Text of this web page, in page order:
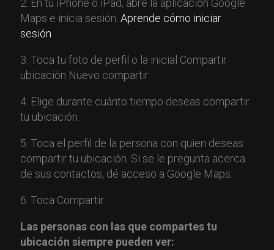
2. En tu iPhone o iPad, abre la aplicación Google
Maps e inicia sesión. Aprende cómo iniciar
sesión .
3. Toca tu foto de perfil o la inicial Compartir
ubicación Nuevo compartir .
4. Elige durante cuánto tiempo deseas compartir
tu ubicación.
5. Toca el perfil de la persona con quien deseas
compartir tu ubicación. Si se le pregunta acerca
de sus contactos, dé acceso a Google Maps.
6. Toca Compartir .
Las personas con las que compartes tu
ubicación siempre pueden ver: